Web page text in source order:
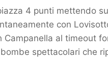
4 punti mettendo
con
al timeout
spettacolari che